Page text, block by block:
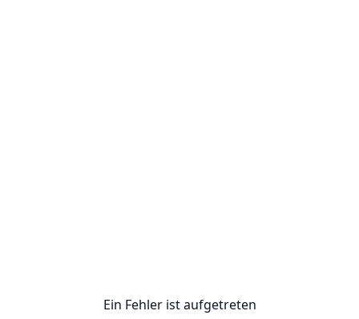
Ein Fehler ist aufgetreten